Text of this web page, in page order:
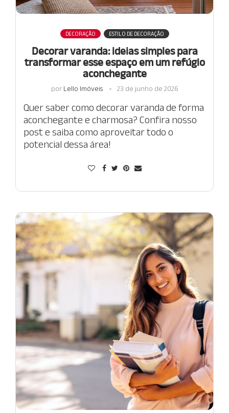
DECORAÇÃO ESTILO DE DECORAÇÃO
Decorar varanda: ideias simples para
transformar esse espaço em um refúgio
aconchegante
por Lello Imóveis 23 de junho de 2026
Quer saber como decorar varanda de forma
aconchegante e charmosa? Confira nosso
post e saiba como aproveitar todo o
potencial dessa área!